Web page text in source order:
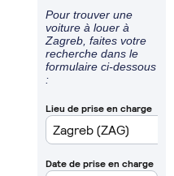
Pour trouver une
voiture à louer à
Zagreb, faites votre
recherche dans le
formulaire ci-dessous
: